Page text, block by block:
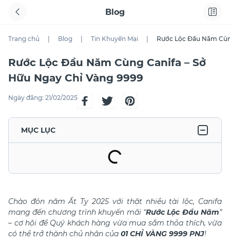
Blog
Trang chủ Blog Tin Khuyến Mại Rước Lộc Đầu Năm
Rước Lộc Đầu Năm Cùng Canifa – Sở
Hữu Ngay Chỉ Vàng 9999
Ngày đăng: 21/02/2025
MỤC LỤC
Chào đón năm Ất Tỵ 2025 với thật nhiều tài lộc, Canifa
mang đến chương trình khuyến mãi “Rước Lộc Đầu Năm”
– cơ hội để Quý khách hàng vừa mua sắm thỏa thích, vừa
có thể trở thành chủ nhân của 01 CHỈ VÀNG 9999 PNJ!